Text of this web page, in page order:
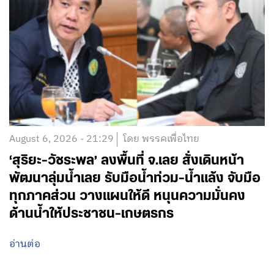
August 6, 2026 - 21:29 โดย พรรคเพื่อไทย
‘สุริยะ-วัชระพล’ ลงพื้นที่ จ.เลย สั่งเดินหน้า
พัฒนาลุ่มน้ำเลย รับมือน้ำท่วม-น้ำแล้ง จับมือ
ทุกภาคส่วน วางแผนให้ดี หนุนความมั่นคง
ด้านน้ำให้ประชาชน-เกษตรกร
อ่านต่อ